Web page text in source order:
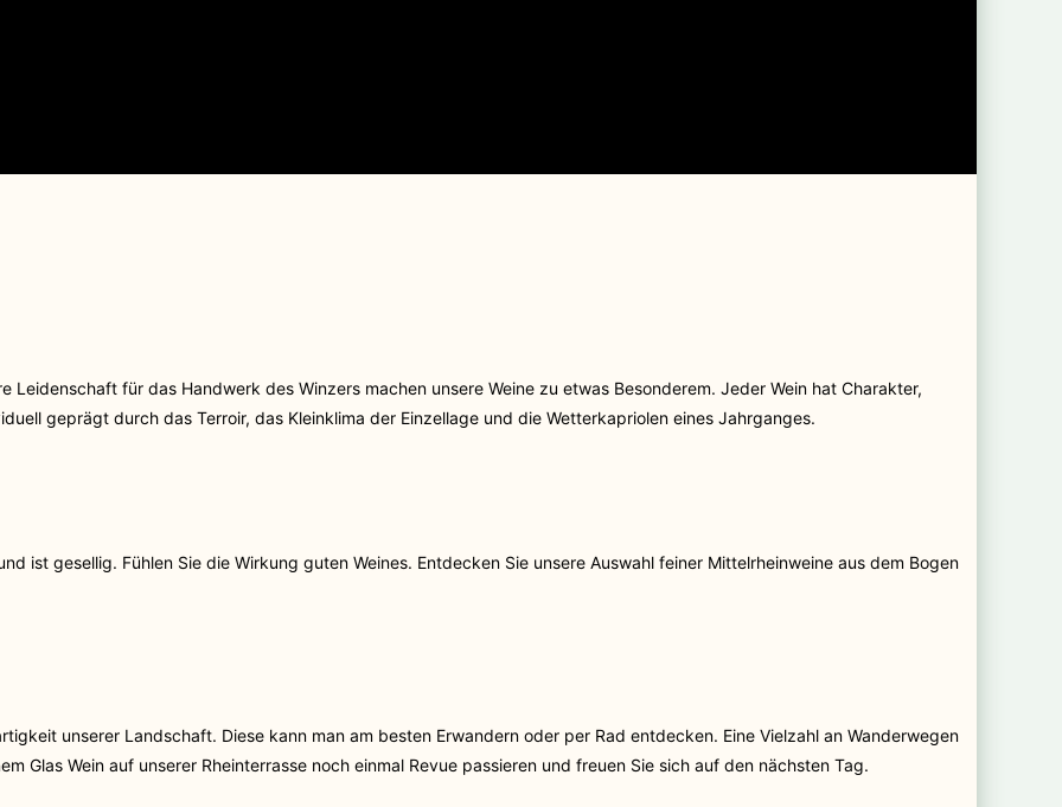
Leidenschaft für das Handwerk des Winzers machen unsere Weine zu etwas Besonderem. Jeder Wein hat Charakter,
geprägt durch das Terroir, das Kleinklima der Einzellage und die Wetterkapriolen eines Jahrganges.
ist gesellig. Fühlen Sie die Wirkung guten Weines. Entdecken Sie unsere Auswahl feiner Mittelrheinweine aus dem Bogen
unserer Landschaft. Diese kann man am besten Erwandern oder per Rad entdecken. Eine Vielzahl an Wanderwegen
Glas Wein auf unserer Rheinterrasse noch einmal Revue passieren und freuen Sie sich auf den nächsten Tag.